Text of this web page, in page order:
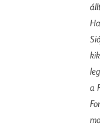
a